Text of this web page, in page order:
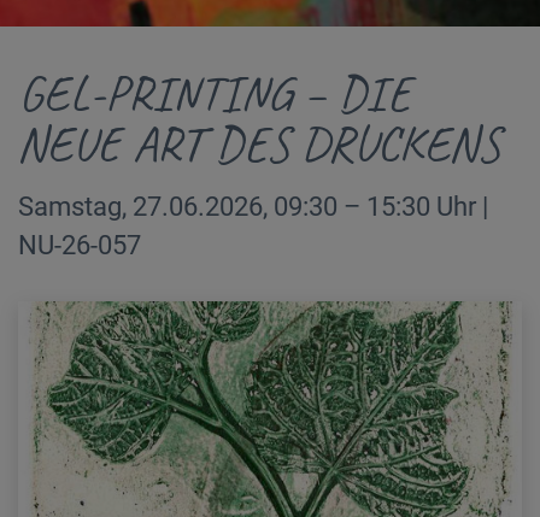
GEL-PRINTING – DIE
NEUE ART DES DRUCKENS
Samstag, 27.06.2026, 09:30 – 15:30 Uhr |
NU-26-057